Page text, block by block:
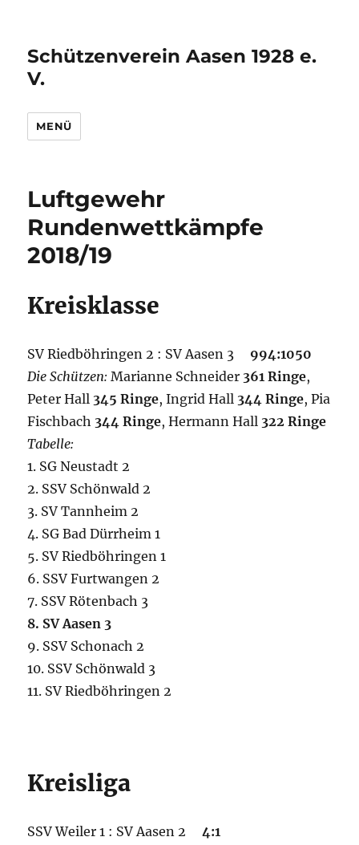
Schützenverein Aasen 1928 e.
V.
MENÜ
Luftgewehr
Rundenwettkämpfe
2018/19
Kreisklasse
SV Riedböhringen 2 : SV Aasen 3 994:1050
Die Schützen: Marianne Schneider 361 Ringe,
Peter Hall 345 Ringe, Ingrid Hall 344 Ringe, Pia
Fischbach 344 Ringe, Hermann Hall 322 Ringe
Tabelle:
1. SG Neustadt 2
2. SSV Schönwald 2
3. SV Tannheim 2
4. SG Bad Dürrheim 1
5. SV Riedböhringen 1
6. SSV Furtwangen 2
7. SSV Rötenbach 3
8. SV Aasen 3
9. SSV Schonach 2
10. SSV Schönwald 3
11. SV Riedböhringen 2
Kreisliga
SSV Weiler 1 : SV Aasen 24:1